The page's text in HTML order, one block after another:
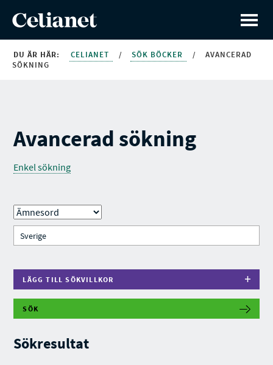
DU ÄR HÄR: CELIANET / SÖK BÖCKER /
AVANCERAD
SÖKNING
Avancerad sökning
Enkel sökning
LÄGG TILL SÖKVILLKOR
SÖK
Sökresultat
B
G
R